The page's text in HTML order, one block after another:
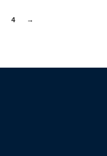
4 →